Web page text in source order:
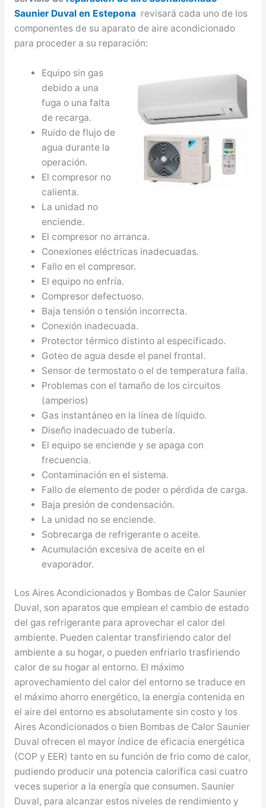
Saunier Duval en Estepona revisará cada uno de los
componentes de su aparato de aire acondicionado
para proceder a su reparación:
Equipo sin gas
debido a una
fuga o una falta
de recarga.
Ruido de flujo de
agua durante la
operación.
El compresor no
calienta.
La unidad no
enciende.
El compresor no arranca.
Conexiones eléctricas inadecuadas.
Fallo en el compresor.
El equipo no enfría.
Compresor defectuoso.
Baja tensión o tensión incorrecta.
Conexión inadecuada.
Protector térmico distinto al especificado.
Goteo de agua desde el panel frontal.
Sensor de termostato o el de temperatura falla.
Problemas con el tamaño de los circuitos
(amperios)
Gas instantáneo en la línea de líquido.
Diseño inadecuado de tubería.
El equipo se enciende y se apaga con
frecuencia.
Contaminación en el sistema.
Fallo de elemento de poder o pérdida de carga.
Baja presión de condensación.
La unidad no se enciende.
Sobrecarga de refrigerante o aceite.
Acumulación excesiva de aceite en el
evaporador.
Los Aires Acondicionados y Bombas de Calor Saunier
Duval, son aparatos que emplean el cambio de estado
del gas refrigerante para aprovechar el calor del
ambiente. Pueden calentar transfiriendo calor del
ambiente a su hogar, o pueden enfriarlo trasfiriendo
calor de su hogar al entorno. El máximo
aprovechamiento del calor del entorno se traduce en
el máximo ahorro energético, la energía contenida en
el aire del entorno es absolutamente sin costo y los
Aires Acondicionados o bien Bombas de Calor Saunier
Duval ofrecen el mayor índice de eficacia energética
(COP y EER) tanto en su función de frio como de calor,
pudiendo producir una potencia calorífica casi cuatro
veces superior a la energía que consumen. Saunier
Duval, para alcanzar estos niveles de rendimiento y